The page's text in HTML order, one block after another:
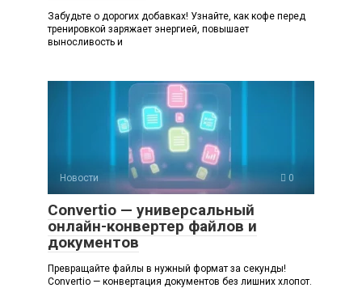
Забудьте о дорогих добавках! Узнайте, как кофе перед
тренировкой заряжает энергией, повышает
выносливость и
Новости 0
Convertio — универсальный
онлайн-конвертер файлов и
документов
Превращайте файлы в нужный формат за секунды!
Convertio — конвертация документов без лишних хлопот.